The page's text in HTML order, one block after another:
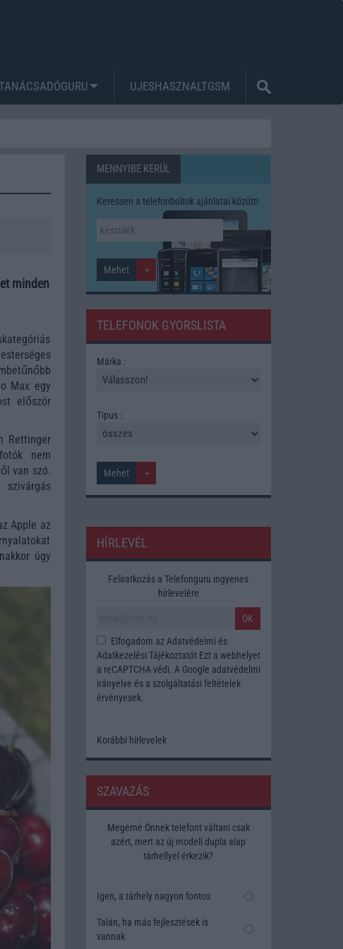
UJESHASZNALTGSM
minden
Max egy
először
Rettinger
nem
van szó.
Apple az
úgy
MENNYIBE KERÜL
Keressen a telefonboltok ajánlatai között!
TELEFONOK GYORSLISTA
Márka :
Tipus :
HÍRLEVÉL
Feliratkozás a Telefonguru ingyenes
hírlevelére
OK
Elfogadom az Adatvédelmi és
Adatkezelési TájékoztatótEzt a webhelyet
a reCAPTCHA védi. A Google adatvédelmi
irányelve és a szolgáltatási feltételek
érvényesek.
Korábbi hírlevelek
SZAVAZÁS
Megérné Önnek telefont váltani csak
azért, mert az új modell dupla alap
tárhellyel érkezik?
Igen, a tárhely nagyon fontos
Talán, ha más fejlesztések is
vannak